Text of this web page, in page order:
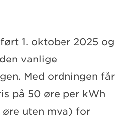
1. oktober 2025 og
vanlige
Med ordningen får
på 50 øre per kWh
uten mva) for